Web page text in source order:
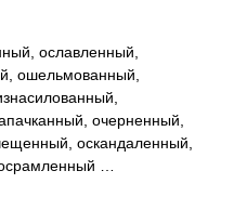
ославленный,
ошельмованный,
очерненный,
оскандаленный,
…